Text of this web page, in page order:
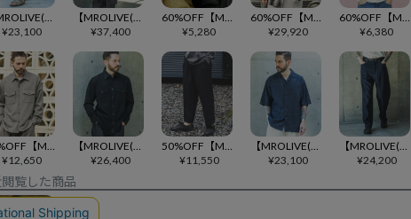
¥23,100
¥37,400
¥5,280
¥29,920
¥6,380
¥12,650
¥26,400
¥11,550
¥23,100
¥24,200
覧した商品